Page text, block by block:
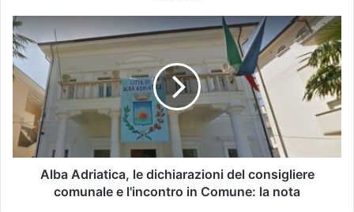
Alba Adriatica, le dichiarazioni del consigliere
comunale e l'incontro in Comune: la nota